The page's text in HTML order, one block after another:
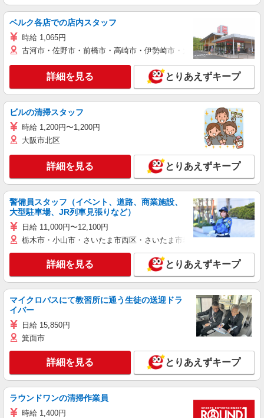
ベルク各店での店内スタッフ
時給 1,065円
古河市・佐野市・前橋市・高崎市・伊勢崎市・太田市・館林市・藤
詳細を見る とりあえずキープ
ビルの清掃スタッフ
時給 1,200円〜1,200円
大阪市北区
詳細を見る とりあえずキープ
警備員スタッフ（イベント、道路、商業施設、
大型駐車場、JR列車見張りなど）
日給 11,000円〜12,100円
栃木市・小山市・さいたま市西区・さいたま市岩槻区・久喜市・蓮田
詳細を見る とりあえずキープ
マイクロバスにて教習所に通う生徒の送迎ドラ
イバー
日給 15,850円
箕面市
詳細を見る とりあえずキープ
ラウンドワンの清掃作業員
時給 1,400円